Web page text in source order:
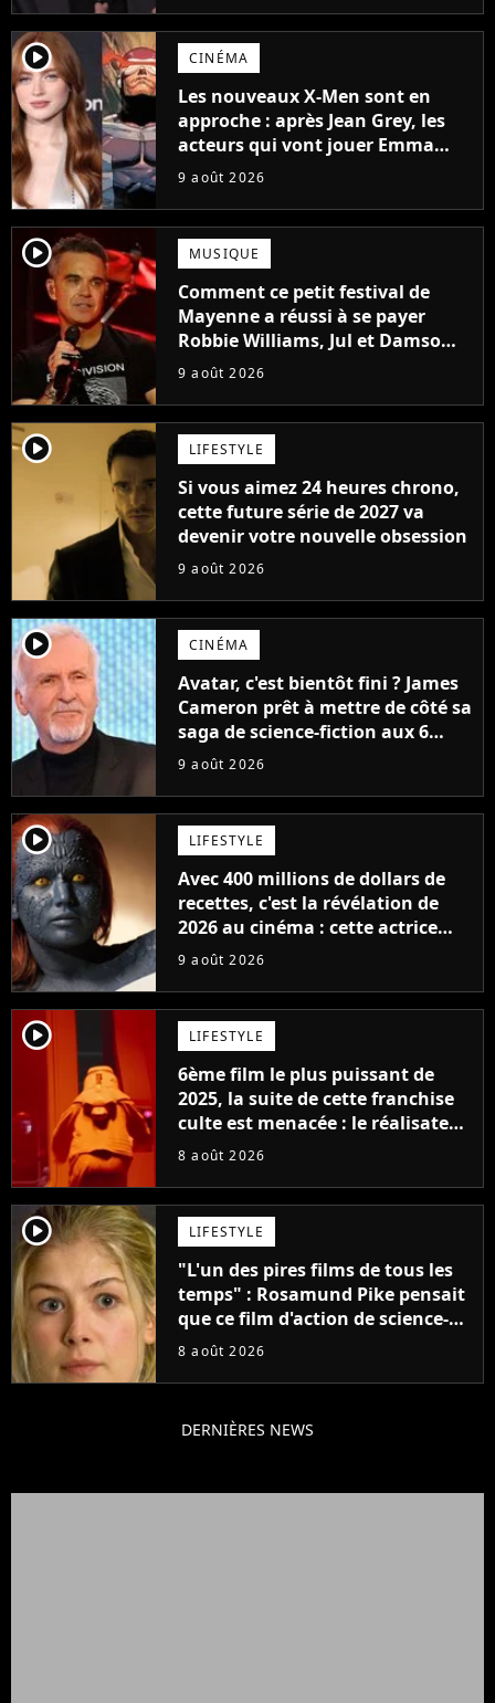
player2 CINÉMA
Les nouveaux X-Men sont en
approche : après Jean Grey, les
acteurs qui vont jouer Emma
Frost et Cyclope trouvés !
9 août 2026
player2 MUSIQUE
Comment ce petit festival de
Mayenne a réussi à se payer
Robbie Williams, Jul et Damso
cette année ?
9 août 2026
player2 LIFESTYLE
Si vous aimez 24 heures chrono,
cette future série de 2027 va
devenir votre nouvelle obsession
9 août 2026
player2 CINÉMA
Avatar, c'est bientôt fini ? James
Cameron prêt à mettre de côté sa
saga de science-fiction aux 6
milliards de recettes
9 août 2026
player2 LIFESTYLE
Avec 400 millions de dollars de
recettes, c'est la révélation de
2026 au cinéma : cette actrice
adorée prête à remplacer
9 août 2026
player2 LIFESTYLE
6ème film le plus puissant de
2025, la suite de cette franchise
culte est menacée : le réalisateur
claque la porte pour "différends
8 août 2026
player2 LIFESTYLE
"L'un des pires films de tous les
temps" : Rosamund Pike pensait
que ce film d'action de science-
fiction avec Dwayne Johnson
8 août 2026
DERNIÈRES NEWS